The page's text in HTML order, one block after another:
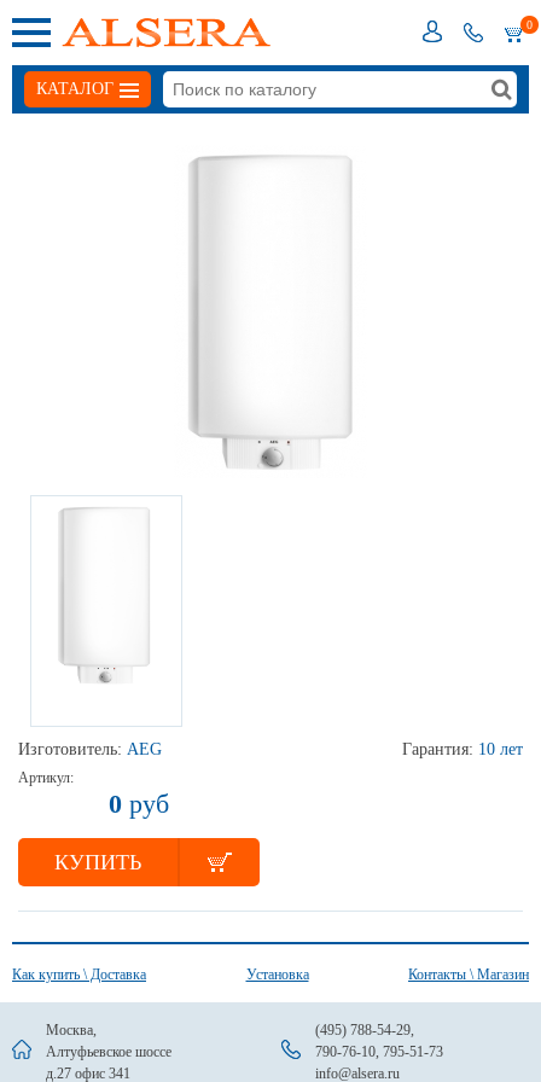
0
КАТАЛОГ
Изготовитель: AEG Гарантия: 10 лет
Артикул:
0 руб
КУПИТЬ
Как купить \ Доставка Установка Контакты \ Магазин
Москва,
Алтуфьевское шоссе
д.27 офис 341
(495) 788-54-29,
790-76-10, 795-51-73
info@alsera.ru